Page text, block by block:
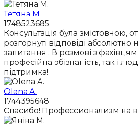
Тетяна М.
1748523685
Консультація була змістовною,
розгорнуті відповіді абсолютно
запитання . В розмові з
професійна обізнаність, так і
підтримка!
Olena A.
1744395648
Спасибо! Профессионализм на